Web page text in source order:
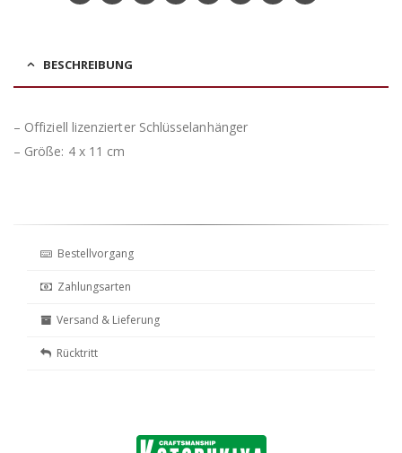
BESCHREIBUNG
– Offiziell lizenzierter Schlüsselanhänger
– Größe: 4 x 11 cm
Bestellvorgang
Zahlungsarten
Versand & Lieferung
Rücktritt